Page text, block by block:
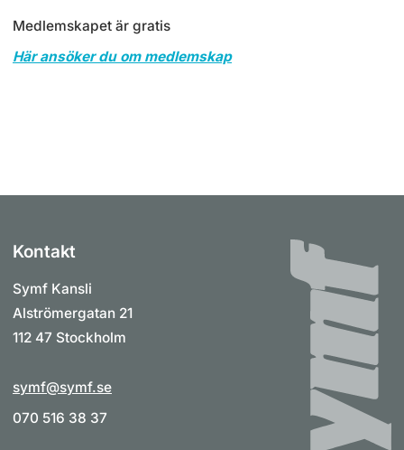
Medlemskapet är gratis
Här ansöker du om medlemskap
Kontakt
Symf Kansli
Alströmergatan 21
112 47 Stockholm
symf@symf.se
070 516 38 37